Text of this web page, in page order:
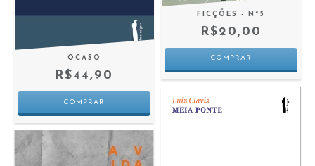
OCASO
R$44,90
FICÇÕES - Nº5
R$20,00